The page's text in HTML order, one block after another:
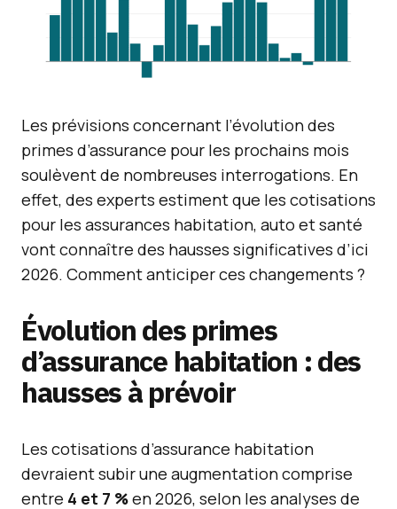
Les prévisions concernant l’évolution des
primes d’assurance pour les prochains mois
soulèvent de nombreuses interrogations. En
effet, des experts estiment que les cotisations
pour les assurances habitation, auto et santé
vont connaître des hausses significatives d’ici
2026. Comment anticiper ces changements ?
Évolution des primes
d’assurance habitation : des
hausses à prévoir
Les cotisations d’assurance habitation
devraient subir une augmentation comprise
entre 4 et 7 %en 2026, selon les analyses de